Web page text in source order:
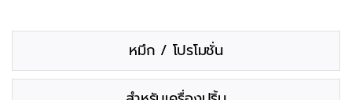
หมึก / โปรโมชั่น